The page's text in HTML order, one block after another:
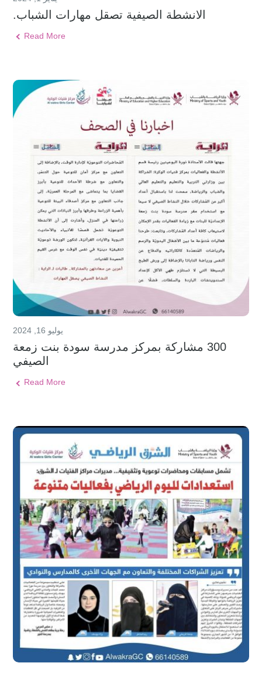
الانشطة الصيفية تصقل مهارات الشباب.
Read More
يوليو 16, 2024
300 مشاركة بمركز مدرسة سودة بنت زمعة
الصيفي
Read More